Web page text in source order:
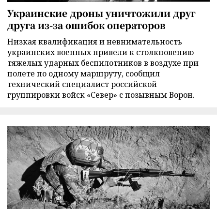
Украинские дроны уничтожили друг
друга из-за ошибок операторов
Низкая квалификация и невнимательность
украинских военных привели к столкновению
тяжелых ударных беспилотников в воздухе при
полете по одному маршруту, сообщил
технический специалист российской
группировки войск «Север» с позывным Ворон.